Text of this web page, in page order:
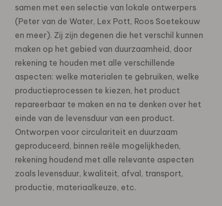
samen met een selectie van lokale ontwerpers
(Peter van de Water, Lex Pott, Roos Soetekouw
en meer). Zij zijn degenen die het verschil kunnen
maken op het gebied van duurzaamheid, door
rekening te houden met alle verschillende
aspecten: welke materialen te gebruiken, welke
productieprocessen te kiezen, het product
repareerbaar te maken en na te denken over het
einde van de levensduur van een product.
Ontworpen voor circulariteit en duurzaam
geproduceerd, binnen reële mogelijkheden,
rekening houdend met alle relevante aspecten
zoals levensduur, kwaliteit, afval, transport,
productie, materiaalkeuze, etc.